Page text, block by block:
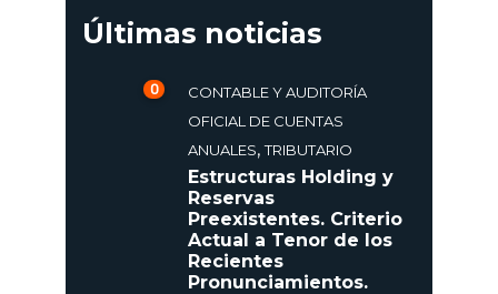
Últimas noticias
0
CONTABLE Y AUDITORÍA
OFICIAL DE CUENTAS
ANUALES,TRIBUTARIO
Estructuras Holding y
Reservas
Preexistentes. Criterio
Actual a Tenor de los
Recientes
Pronunciamientos.